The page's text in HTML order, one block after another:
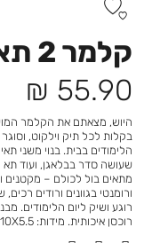
קלמר 2 תאים בלוסום
מחיר
מוצר
55.90 ₪
בקלות לכל תיק וילקוט,
הלימודים בבית. בנוי משני
שעושה סדר בבלאגן, ועוד תא
מתאים בול לכולם – מקטנים
ורומנטי בגוונים ורודים
רוכסן איכותית. מידות: 21.5X10X5.5 ס”מ.